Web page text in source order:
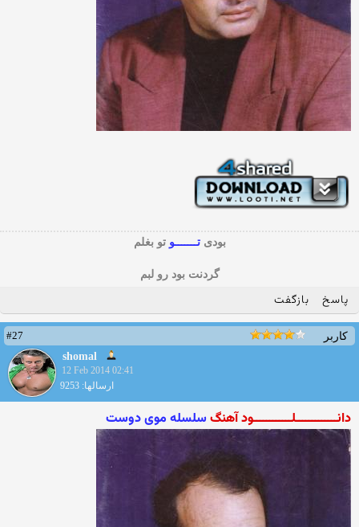
بودیتـــــــوتو بغلم
گردنت بود رو لبم
پاسخ بازگفت
کاربر
#27
shomal
12 Feb 2014 02:41
ارسالها: 9253
دانـــــــــــــلــــــــــــود آهنگ سلسله موی دوست